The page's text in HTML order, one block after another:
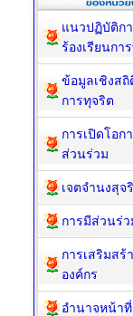
แนวปฏิบัติกา
ร้องเรียนกา
ข้อมูลเชิงสถิ
การทุจริต
การเปิดโอก
ส่วนร่วม
เจตจำนงสุจ
การมีส่วนร่
การเสริมส
องค์กร
อำนาจหน้าที่